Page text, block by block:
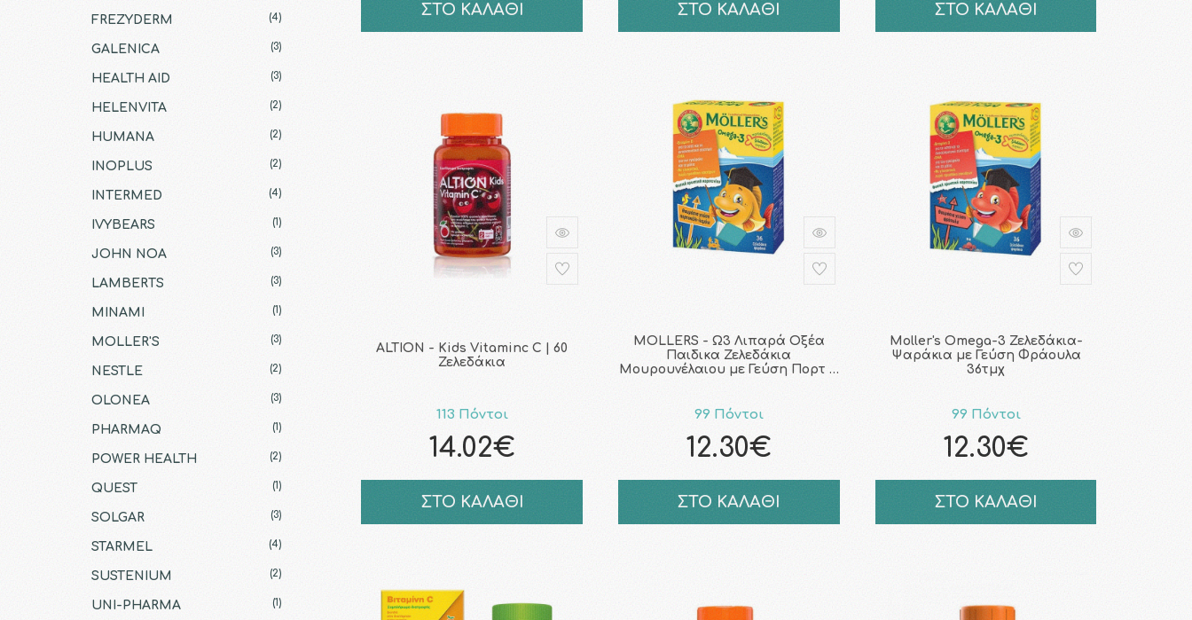
FREZYDERM (4)
GALENICA (3)
HEALTH AID (3)
HELENVITA (2)
HUMANA (2)
INOPLUS (2)
INTERMED (4)
IVYBEARS (1)
JOHN NOA (3)
LAMBERTS (3)
MINAMI (1)
MOLLER'S (3)
NESTLE (2)
OLONEA (3)
PHARMAQ (1)
POWER HEALTH (2)
QUEST (1)
SOLGAR (3)
STARMEL (4)
SUSTENIUM (2)
UNI-PHARMA (1)
ΣΤΟ ΚΑΛΑΘΙ ΣΤΟ ΚΑΛΑΘΙ ΣΤΟ ΚΑΛΑΘΙ
ALTION - Kids Vitaminc C | 60
Ζελεδάκια
113 Πόντοι
14.02€
ΣΤΟ ΚΑΛΑΘΙ
MOLLERS - Ω3 Λιπαρά Οξέα
Παιδικα Ζελεδάκια
Μουρουνέλαιου με Γεύση Πορτ …
99 Πόντοι
12.30€
ΣΤΟ ΚΑΛΑΘΙ
Moller's Omega-3 Ζελεδάκια-
Ψαράκια με Γεύση Φράουλα
36τμχ
99 Πόντοι
12.30€
ΣΤΟ ΚΑΛΑΘΙ